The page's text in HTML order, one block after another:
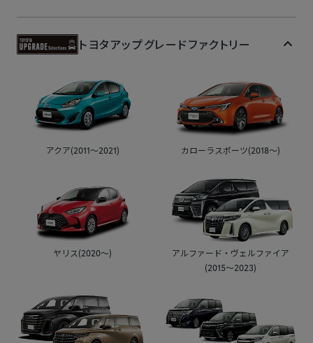
トヨタアップグレードファクトリー
アクア(2011～2021) カローラスポーツ(2018～)
ヤリス(2020～)
アルファード・ヴェルファイア
(2015～2023)